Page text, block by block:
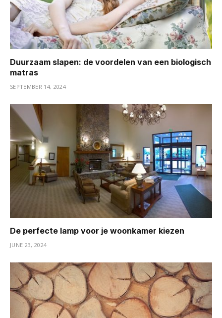
Duurzaam slapen: de voordelen van een biologisch
matras
SEPTEMBER 14, 2024
De perfecte lamp voor je woonkamer kiezen
JUNE 23, 2024